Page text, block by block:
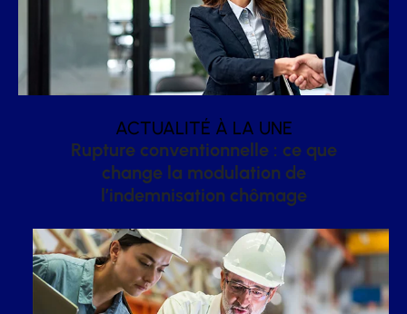
ACTUALITÉ À LA UNE
Rupture conventionnelle : ce que
change la modulation de
l’indemnisation chômage